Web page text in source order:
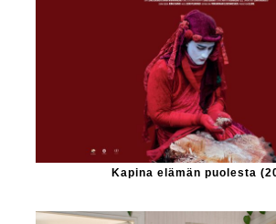
Kapina elämän puolesta